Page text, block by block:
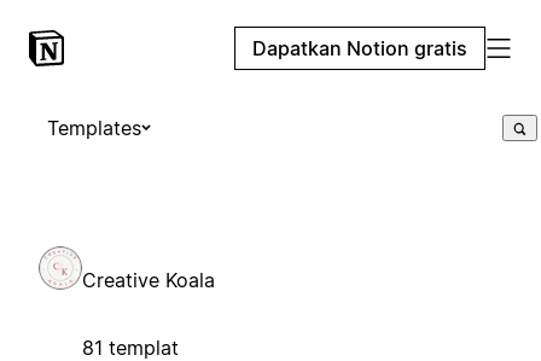
Dapatkan Notion gratis
Templates
Creative Koala
81 templat